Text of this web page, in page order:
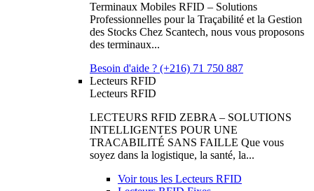
Terminaux Mobiles RFID – Solutions
Professionnelles pour la Traçabilité et la Gestion
des Stocks Chez Scantech, nous vous proposons
des terminaux...
Besoin d'aide ? (+216) 71 750 887
Lecteurs RFID
Lecteurs RFID
LECTEURS RFID ZEBRA – SOLUTIONS
INTELLIGENTES POUR UNE
TRACABILITÉ SANS FAILLE Que vous
soyez dans la logistique, la santé, la...
Voir tous les Lecteurs RFID